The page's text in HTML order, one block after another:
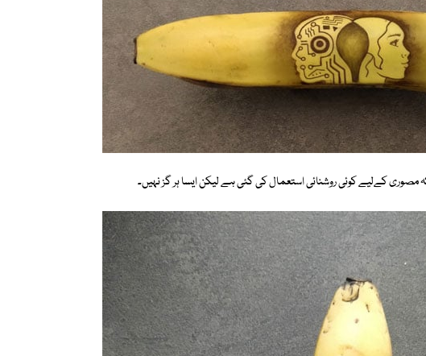
مصوری کےلیے کوئی روشنائی استعمال کی گئی ہے لیکن ایسا ہر گز نہیں۔